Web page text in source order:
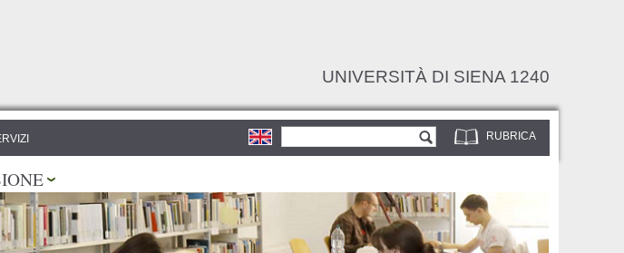
UNIVERSITÀ DI SIENA 1240
RUBRICA
Form di ricerca